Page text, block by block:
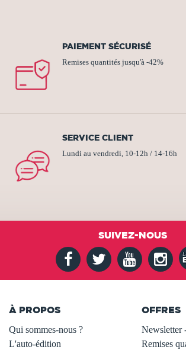
PAIEMENT SÉCURISÉ
Remises quantités jusqu'à -42%
SERVICE CLIENT
Lundi au vendredi, 10-12h / 14-16h
SUIVEZ-NOUS
À PROPOS
Qui sommes-nous ?
L'auto-édition
OFFRES
Newsletter
Remises